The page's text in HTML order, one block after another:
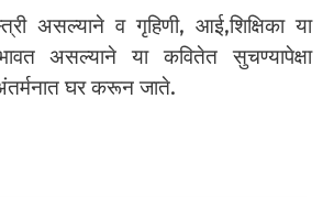
असल्याने व गृहिणी, आई,शिक्षिका या
असल्याने या कवितेत सुचण्यापेक्षा
घर करून जाते.